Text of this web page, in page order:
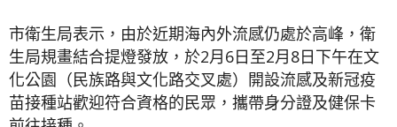
市衛生局表示，由於近期海內外流感仍處於高峰，衛
生局規畫結合提燈發放，於2月6日至2月8日下午在文
化公園（民族路與文化路交叉處）開設流感及新冠疫
苗接種站歡迎符合資格的民眾，攜帶身分證及健保卡